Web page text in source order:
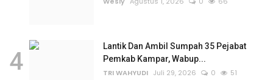
4
Lantik Dan Ambil Sumpah 35 Pejabat
Pemkab Kampar, Wabup...
TRI WAHYUDI Juli 29, 2026 0 51